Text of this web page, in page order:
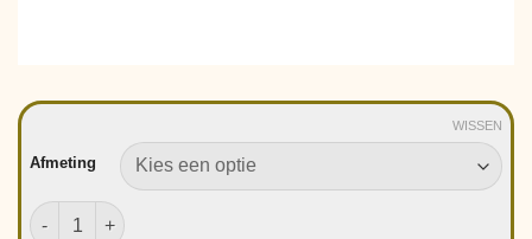
Afmeting
WISSEN
Mahoton Emotion Lattenbodem Vlak aantal